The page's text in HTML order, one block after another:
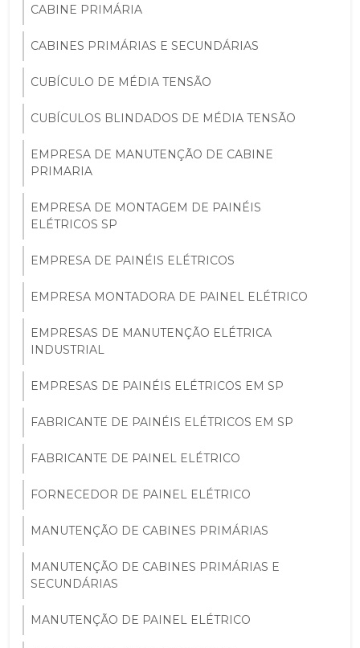
CABINE PRIMÁRIA
CABINES PRIMÁRIAS E SECUNDÁRIAS
CUBÍCULO DE MÉDIA TENSÃO
CUBÍCULOS BLINDADOS DE MÉDIA TENSÃO
EMPRESA DE MANUTENÇÃO DE CABINE
PRIMARIA
EMPRESA DE MONTAGEM DE PAINÉIS
ELÉTRICOS SP
EMPRESA DE PAINÉIS ELÉTRICOS
EMPRESA MONTADORA DE PAINEL ELÉTRICO
EMPRESAS DE MANUTENÇÃO ELÉTRICA
INDUSTRIAL
EMPRESAS DE PAINÉIS ELÉTRICOS EM SP
FABRICANTE DE PAINÉIS ELÉTRICOS EM SP
FABRICANTE DE PAINEL ELÉTRICO
FORNECEDOR DE PAINEL ELÉTRICO
MANUTENÇÃO DE CABINES PRIMÁRIAS
MANUTENÇÃO DE CABINES PRIMÁRIAS E
SECUNDÁRIAS
MANUTENÇÃO DE PAINEL ELÉTRICO